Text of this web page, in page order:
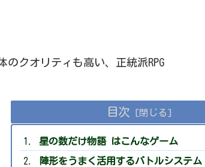
のクオリティも高い、正統派RPG
目次
星の数だけ物語 はこんなゲーム
陣形をうまく活用するバトルシステム